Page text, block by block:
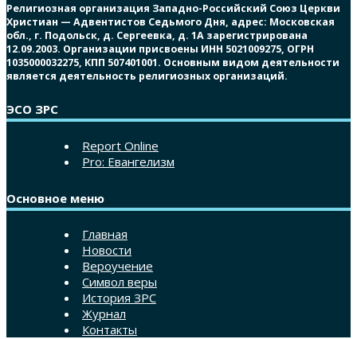
Религиозная организация Западно-Российский Союз Церкви
Христиан — Адвентистов Седьмого Дня, адрес: Московская
обл., г. Подольск, д. Сергеевка, д. 1А зарегистрирована
12.09.2003. Организации присвоены ИНН 5021009275, ОГРН
1035000032275, КПП 507401001. Основным видом деятельности
является деятельность религиозных организаций.
ЭСО ЗРС
Report Online
Pro: Евангелизм
Основное меню
Главная
Новости
Вероучение
Символ веры
История ЗРС
Журнал
Контакты